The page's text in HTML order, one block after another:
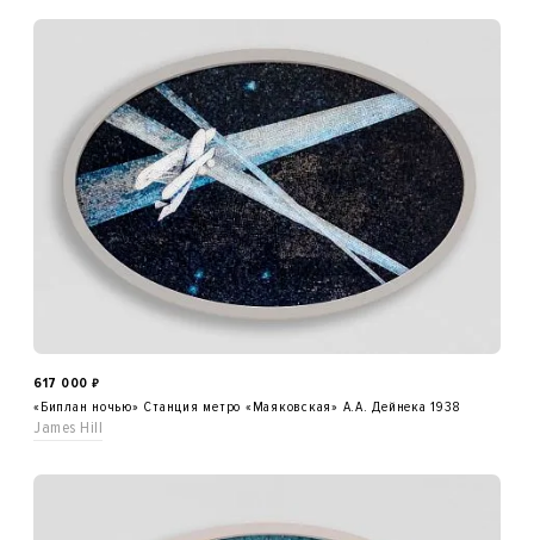
617 000 ₽
«Биплан ночью» Станция метро «Маяковская» А.А. Дейнека 1938
James Hill